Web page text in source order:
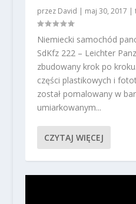
przez David | maj 30, 2017 |
Niemiecki samochód
SdKfz 222 – Leichter
zbudowany krok po
części plastikowych i
został pomalowany w
umiarkowanym...
CZYTAJ WIĘCEJ